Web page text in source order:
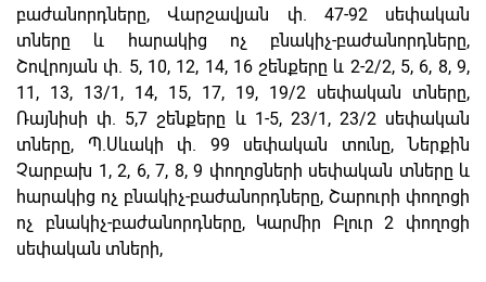
բաժանորդները, Վարշավյան փ. 47-92 սեփական
տները և հարակից ոչ բնակիչ-բաժանորդները,
Շովրոյան փ. 5, 10, 12, 14, 16 շենքերը և 2-2/2, 5, 6, 8, 9,
11, 13, 13/1, 14, 15, 17, 19, 19/2 սեփական տները,
Ռայնիսի փ. 5,7 շենքերը և 1-5, 23/1, 23/2 սեփական
տները, Պ.Սևակի փ. 99 սեփական տունը, Ներքին
Չարբախ 1, 2, 6, 7, 8, 9 փողոցների սեփական տները և
հարակից ոչ բնակիչ-բաժանորդները, Շարուրի փողոցի
ոչ բնակիչ-բաժանորդները, Կարմիր Բլուր 2 փողոցի
սեփական տների,